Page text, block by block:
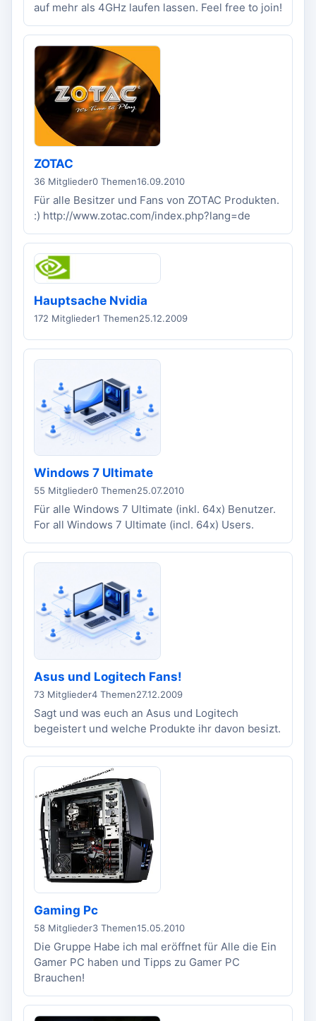
auf mehr als 4GHz laufen lassen. Feel free to join!
ZOTAC
36 Mitglieder0 Themen16.09.2010
Für alle Besitzer und Fans von ZOTAC Produkten.
:) http://www.zotac.com/index.php?lang=de
Hauptsache Nvidia
172 Mitglieder1 Themen25.12.2009
Windows 7 Ultimate
55 Mitglieder0 Themen25.07.2010
Für alle Windows 7 Ultimate (inkl. 64x) Benutzer.
For all Windows 7 Ultimate (incl. 64x) Users.
Asus und Logitech Fans!
73 Mitglieder4 Themen27.12.2009
Sagt und was euch an Asus und Logitech
begeistert und welche Produkte ihr davon besizt.
Gaming Pc
58 Mitglieder3 Themen15.05.2010
Die Gruppe Habe ich mal eröffnet für Alle die Ein
Gamer PC haben und Tipps zu Gamer PC
Brauchen!